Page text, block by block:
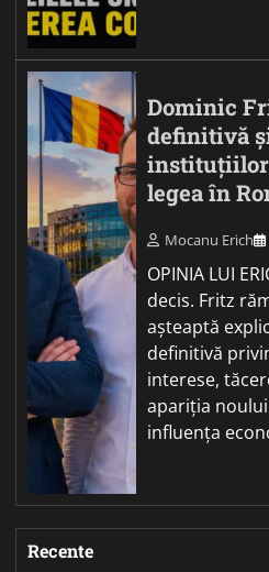
Dominic
definitivă
legea în
Mocanu Erich
OPINIA LUI
decis. Fritz
așteaptă
definitivă
interese,
apariția
influența
Recente